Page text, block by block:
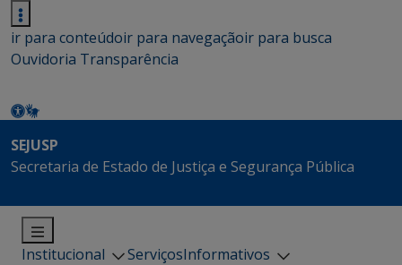
ir para conteúdoir para navegaçãoir para busca
Ouvidoria Transparência
SEJUSP
Secretaria de Estado de Justiça e Segurança Pública
Institucional ServiçosInformativos